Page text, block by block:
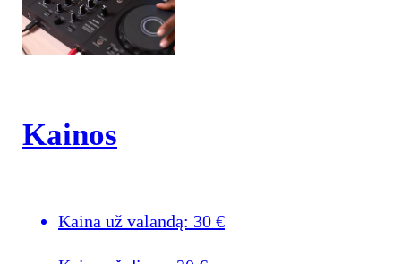
Kainos
Kaina už valandą: 30 €